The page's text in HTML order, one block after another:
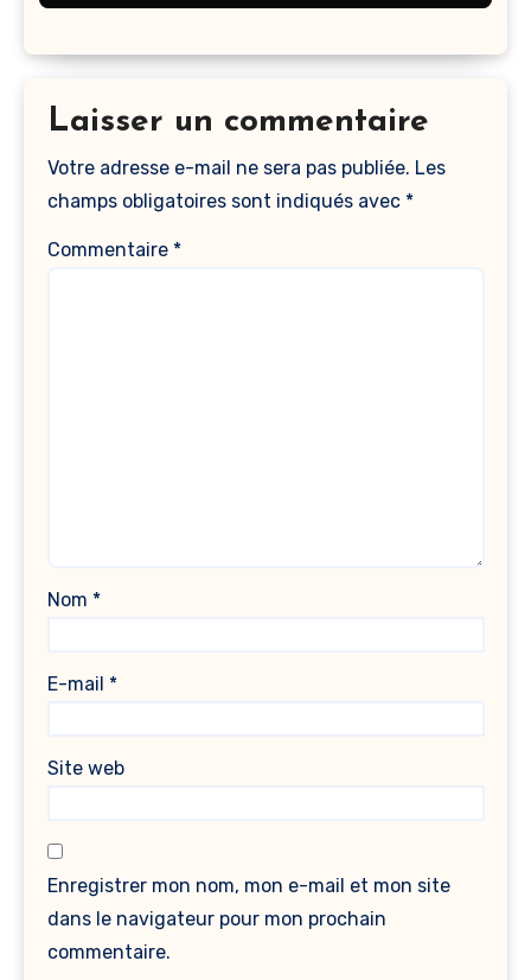
Laisser un commentaire
Votre adresse e-mail ne sera pas publiée. Les
champs obligatoires sont indiqués avec *
Commentaire *
Nom *
E-mail *
Site web
Enregistrer mon nom, mon e-mail et mon site
dans le navigateur pour mon prochain
commentaire.